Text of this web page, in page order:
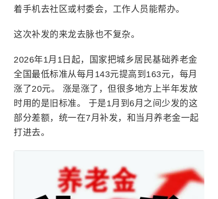
着手机去社区或村委会，工作人员能帮办。
这次补发的来龙去脉也不复杂。
2026年1月1日起，国家把城乡居民基础养老金
全国最低标准从每月143元提高到163元，每月
涨了20元。 涨是涨了，但很多地方上半年发放
时用的是旧标准。 于是1月到6月之间少发的这
部分差额，统一在7月补发，和当月养老金一起
打进去。